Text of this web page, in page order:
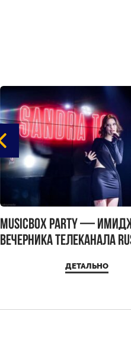
MUSICBOX PARTY —
вечерника телеканала
ДЕТАЛЬНО